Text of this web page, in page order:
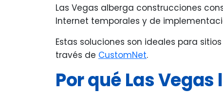
Las Vegas alberga construcciones
Internet temporales y de
Estas soluciones son ideales para
través de CustomNet.
Por qué Las